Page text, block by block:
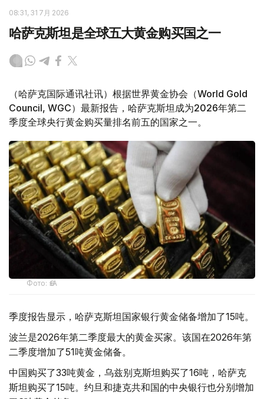
08:31, 31 7月 2026
哈萨克斯坦是全球五大黄金购买国之一
（哈萨克国际通讯社讯）根据世界黄金协会（World Gold
Council, WGC）最新报告，哈萨克斯坦成为2026年第二
季度全球央行黄金购买量排名前五的国家之一。
Фото: ӨзА
季度报告显示，哈萨克斯坦国家银行黄金储备增加了15吨。
波兰是2026年第二季度最大的黄金买家。该国在2026年第
二季度增加了51吨黄金储备。
中国购买了33吨黄金，乌兹别克斯坦购买了16吨，哈萨克
斯坦购买了15吨。约旦和捷克共和国的中央银行也分别增加